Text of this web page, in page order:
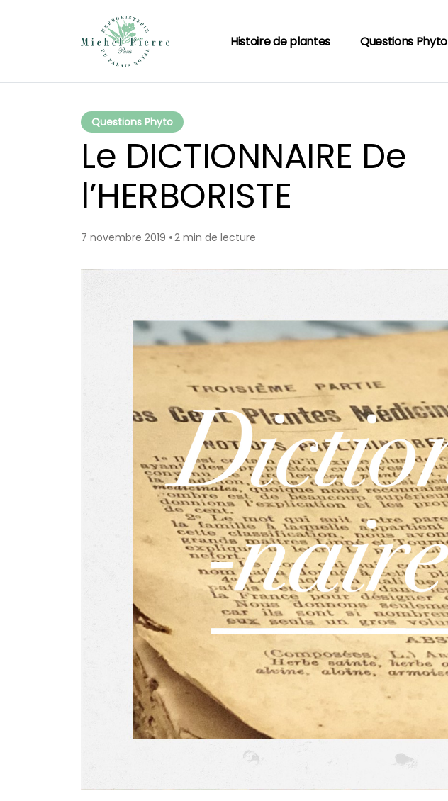
Histoire de plantes Questions Phyto
Questions Phyto
Le DICTIONNAIRE De
l’HERBORISTE
7 novembre 2019 2 min de lecture